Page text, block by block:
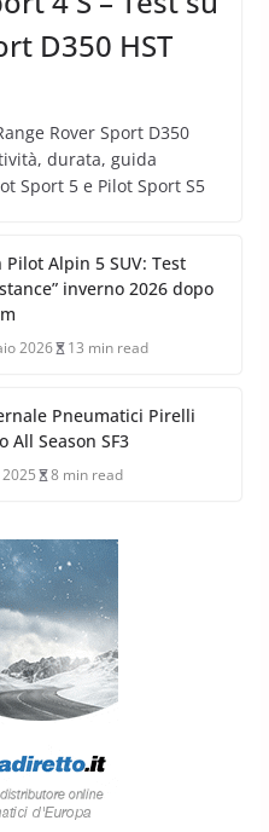
D350 HST
Rover Sport D350
durata, guida
Sport 5 e Pilot Sport S5
Alpin 5 SUV: Test
inverno 2026 dopo
2026 13 min read
Pneumatici Pirelli
All Season SF3
8 min read